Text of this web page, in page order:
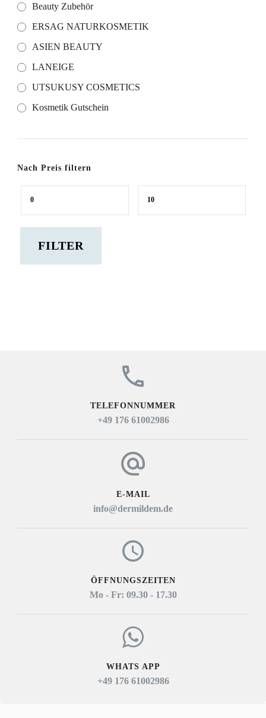
Beauty Zubehör
ERSAG NATURKOSMETIK
ASIEN BEAUTY
LANEIGE
UTSUKUSY COSMETICS
Kosmetik Gutschein
Nach Preis filtern
Min. Max.
FILTER
TELEFONNUMMER
+49 176 61002986
E-MAIL
info@dermildem.de
ÖFFNUNGSZEITEN
Mo - Fr: 09.30 - 17.30
WHATS APP
+49 176 61002986